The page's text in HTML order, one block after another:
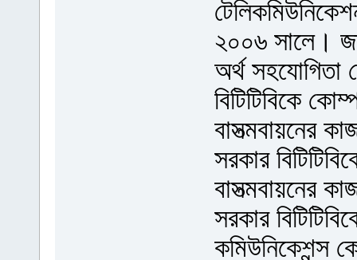
২০০৬ সালে।
অর্থ সহযোগিতা
বিটিটিবিকে
বাসত্মবায়নের
সরকার
বাসত্মবায়নের
সরকার
কমিউনিকেশন্স